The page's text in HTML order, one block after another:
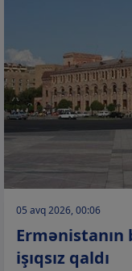
05 avq 2026, 00:06
işıqsız qaldı